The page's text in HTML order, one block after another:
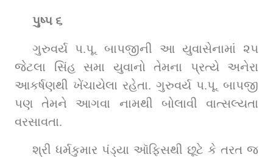
પુષ્પ ૬
ગુરુવર્ય પ.પૂ. બાપજીની આ યુવાસેનામાં ૨૫
જેટલા સિંહ સમા યુવાનો તેમના પ્રત્યે અનેરા
આકર્ષણથી ખેંચાયેલા રહેતા. ગુરુવર્ય પ.પૂ. બાપજી
પણ તેમને આગવા નામથી બોલાવી વાત્સલ્યતા
વરસાવતા.
શ્રી ધર્મકુમાર પંડ્યા ઑફિસથી છૂટે કે તરત જ